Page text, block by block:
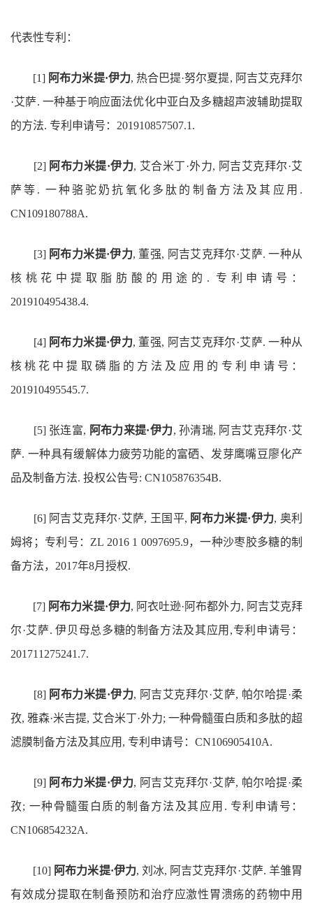
代表性专利：
[1] 阿布力米提·伊力, 热合巴提·努尔夏提, 阿吉艾克拜尔
·艾萨. 一种基于响应面法优化中亚白及多糖超声波辅助提取
的方法. 专利申请号：201910857507.1.
[2] 阿布力米提·伊力, 艾合米丁·外力, 阿吉艾克拜尔·艾
萨等. 一种骆驼奶抗氧化多肽的制备方法及其应用.
CN109180788A.
[3] 阿布力米提·伊力, 董强, 阿吉艾克拜尔·艾萨. 一种从
核桃花中提取脂肪酸的用途的. 专利申请号：
201910495438.4.
[4] 阿布力米提·伊力, 董强, 阿吉艾克拜尔·艾萨. 一种从
核桃花中提取磷脂的方法及应用的专利申请号：
201910495545.7.
[5] 张连富, 阿布力来提·伊力, 孙清瑞, 阿吉艾克拜尔·艾
萨. 一种具有缓解体力疲劳功能的富硒、发芽鹰嘴豆廖化产
品及制备方法. 投权公告号: CN105876354B.
[6] 阿吉艾克拜尔·艾萨, 王国平, 阿布力米提·伊力, 奥利
姆将；专利号：ZL 2016 1 0097695.9，一种沙枣胶多糖的制
备方法，2017年8月授权.
[7] 阿布力米提·伊力, 阿衣吐逊·阿布都外力, 阿吉艾克拜
尔·艾萨. 伊贝母总多糖的制备方法及其应用,专利申请号：
201711275241.7.
[8] 阿布力米提·伊力, 阿吉艾克拜尔·艾萨, 帕尔哈提·柔
孜, 雅森·米吉提, 艾合米丁·外力; 一种骨髓蛋白质和多肽的超
滤膜制备方法及其应用, 专利申请号：CN106905410A.
[9] 阿布力米提·伊力, 阿吉艾克拜尔·艾萨, 帕尔哈提·柔
孜; 一种骨髓蛋白质的制备方法及其应用. 专利申请号：
CN106854232A.
[10] 阿布力米提·伊力, 刘冰, 阿吉艾克拜尔·艾萨. 羊雏胃
有效成分提取在制备预防和治疗应激性胃溃疡的药物中用